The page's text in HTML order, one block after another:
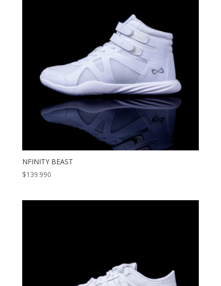
NFINITY BEAST
$139.990